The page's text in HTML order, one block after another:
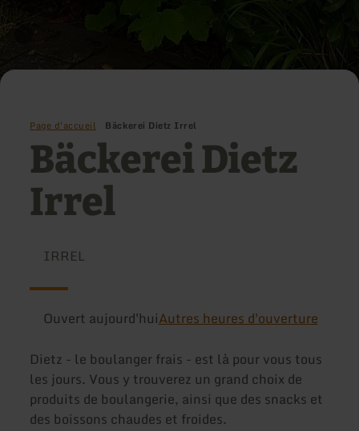
Page d'accueil Bäckerei Dietz Irrel
Bäckerei Dietz
Irrel
IRREL
Ouvert aujourd'huiAutres heures d'ouverture
Dietz - le boulanger frais - est là pour vous tous
les jours. Vous y trouverez un grand choix de
produits de boulangerie, ainsi que des snacks et
des boissons chaudes et froides.